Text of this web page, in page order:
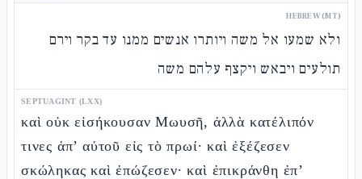
HEBREW (MT)
ולא שמעו אל משה ויותרו אנשים ממנו עד בקר וירם
תולעים ויבאש ויקצף עלהם משה
SEPTUAGINT (LXX)
καὶ οὐκ εἰσήκουσαν Μωυσῆ, ἀλλὰ κατέλιπόν
τινες ἀπ’ αὐτοῦ εἰς τὸ πρωί· καὶ ἐξέζεσεν
σκώληκας καὶ ἐπώζεσεν· καὶ ἐπικράνθη ἐπ’